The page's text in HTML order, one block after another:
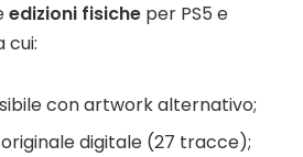
edizioni fisiche per PS5 e
cui:
con artwork alternativo;
digitale (27 tracce);